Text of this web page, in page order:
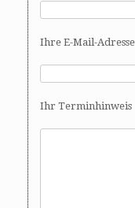
Ihre E-Mail-
Ihr Terminhinweis